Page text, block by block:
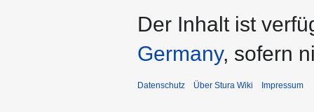
Der Inhalt ist
Germany, sofern
Datenschutz Über Stura Wiki Impressum